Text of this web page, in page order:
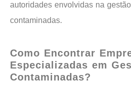
autoridades envolvidas na
contaminadas.
Como Encontrar
Especializadas em
Contaminadas?